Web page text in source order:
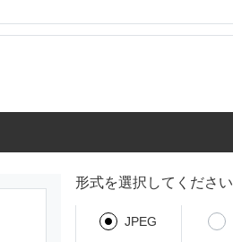
形式を選択してください
JPEG